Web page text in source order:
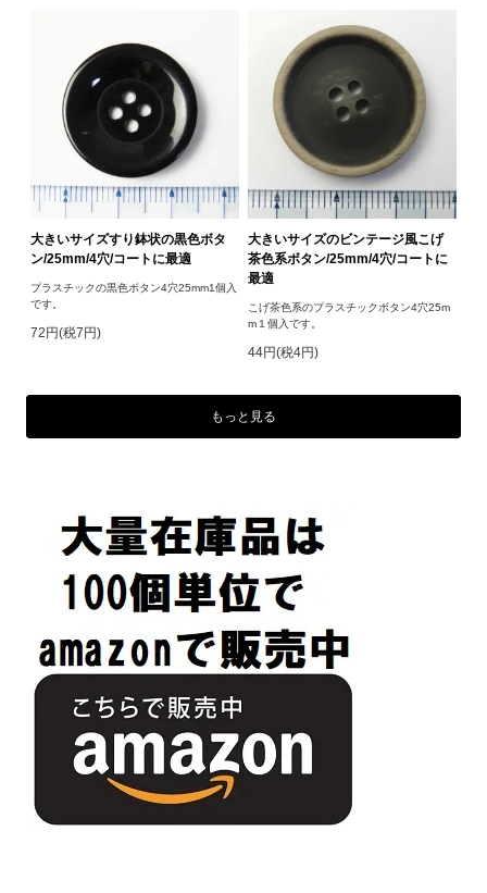
大きいサイズすり鉢状の黒色ボタ
ン/25mm/4穴/コートに最適
プラスチックの黒色ボタン4穴25mm1個入
です。
72円(税7円)
大きいサイズのビンテージ風こげ
茶色系ボタン/25mm/4穴/コートに
最適
こげ茶色系のプラスチックボタン4穴25m
m１個入です。
44円(税4円)
もっと見る